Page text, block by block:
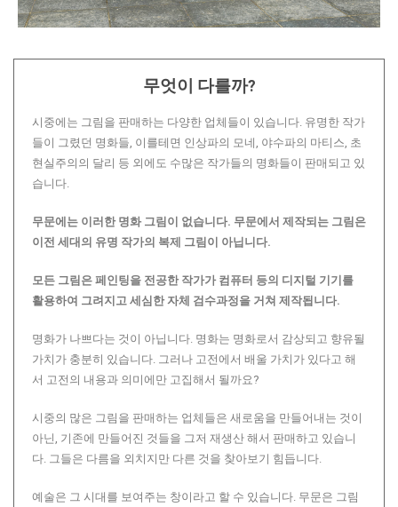
무엇이 다를까?
시중에는 그림을 판매하는 다양한 업체들이 있습니다. 유명한 작가
들이 그렸던 명화들, 이를테면 인상파의 모네, 야수파의 마티스, 초
현실주의의 달리 등 외에도 수많은 작가들의 명화들이 판매되고 있
습니다.
무문에는 이러한 명화 그림이 없습니다. 무문에서 제작되는 그림은
이전 세대의 유명 작가의 복제 그림이 아닙니다.
모든 그림은 페인팅을 전공한 작가가 컴퓨터 등의 디지털 기기를
활용하여 그려지고 세심한 자체 검수과정을 거쳐 제작됩니다.
명화가 나쁘다는 것이 아닙니다. 명화는 명화로서 감상되고 향유될
가치가 충분히 있습니다. 그러나 고전에서 배울 가치가 있다고 해
서 고전의 내용과 의미에만 고집해서 될까요?
시중의 많은 그림을 판매하는 업체들은 새로움을 만들어내는 것이
아닌, 기존에 만들어진 것들을 그저 재생산 해서 판매하고 있습니
다. 그들은 다름을 외치지만 다른 것을 찾아보기 힘듭니다.
예술은 그 시대를 보여주는 창이라고 할 수 있습니다. 무문은 그림